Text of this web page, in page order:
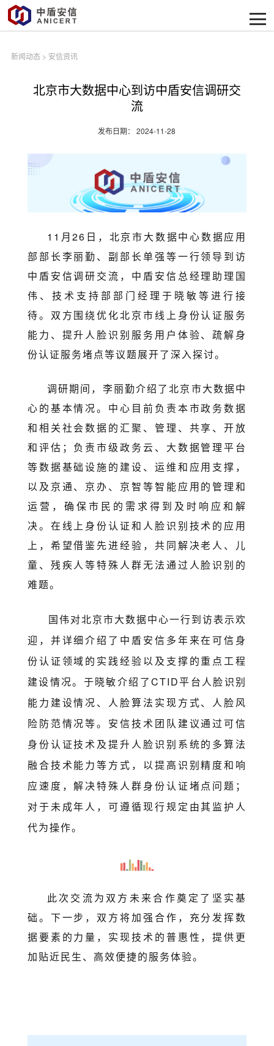
新闻动态> 安信资讯
北京市大数据中心到访中盾安信调研交
流
发布日期： 2024-11-28
11月26日，北京市大数据中心数据应用
部部长李丽勤、副部长单强等一行领导到访
中盾安信调研交流，中盾安信总经理助理国
伟、技术支持部部门经理于晓敏等进行接
待。双方围绕优化北京市线上身份认证服务
能力、提升人脸识别服务用户体验、疏解身
份认证服务堵点等议题展开了深入探讨。
调研期间，李丽勤介绍了北京市大数据中
心的基本情况。中心目前负责本市政务数据
和相关社会数据的汇聚、管理、共享、开放
和评估；负责市级政务云、大数据管理平台
等数据基础设施的建设、运维和应用支撑，
以及京通、京办、京智等智能应用的管理和
运营，确保市民的需求得到及时响应和解
决。在线上身份认证和人脸识别技术的应用
上，希望借鉴先进经验，共同解决老人、儿
童、残疾人等特殊人群无法通过人脸识别的
难题。
国伟对北京市大数据中心一行到访表示欢
迎，并详细介绍了中盾安信多年来在可信身
份认证领域的实践经验以及支撑的重点工程
建设情况。于晓敏介绍了CTID平台人脸识别
能力建设情况、人脸算法实现方式、人脸风
险防范情况等。安信技术团队建议通过可信
身份认证技术及提升人脸识别系统的多算法
融合技术能力等方式，以提高识别精度和响
应速度，解决特殊人群身份认证堵点问题；
对于未成年人，可遵循现行规定由其监护人
代为操作。
此次交流为双方未来合作奠定了坚实基
础。下一步，双方将加强合作，充分发挥数
据要素的力量，实现技术的普惠性，提供更
加贴近民生、高效便捷的服务体验。